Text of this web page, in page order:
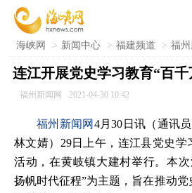
海峡网 > 新闻中心 > 福建频道 > 福州
连江开展党史学习教育“百
福州新闻网 2021-04-30 10:42
福州新闻网 4月30日讯（通讯
林文婧）29日上午，连江县党史学
活动，在黄岐镇大建村举行。本
扬帆时代征程”为主题，旨在推动党